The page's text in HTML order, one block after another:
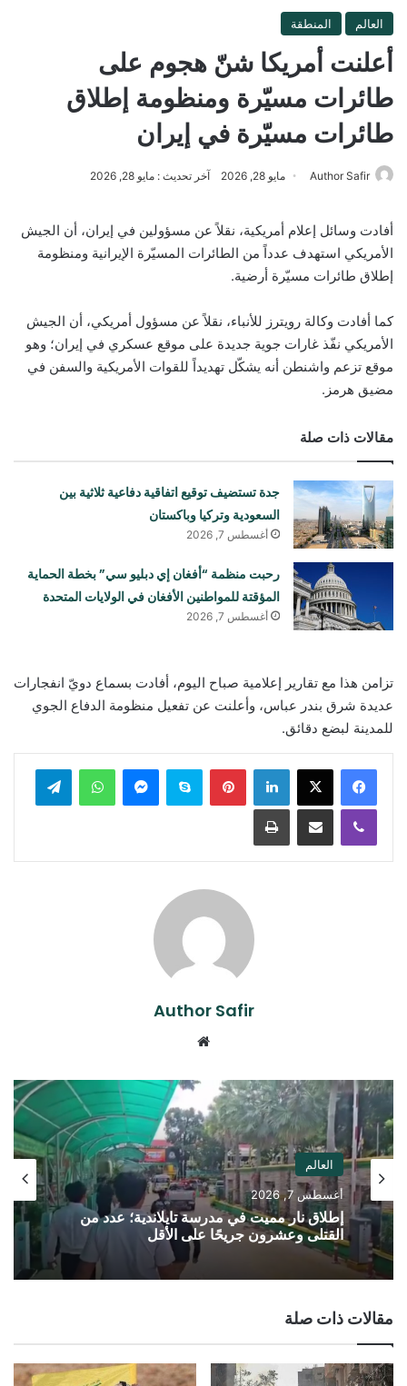
العالم المنطقة
أعلنت أمريكا شنّ هجوم على
طائرات مسيّرة ومنظومة إطلاق
طائرات مسيّرة في إيران
Author Safir مايو 28, 2026 آخر تحديث : مايو 28, 2026
أفادت وسائل إعلام أمريكية، نقلاً عن مسؤولين في إيران، أن الجيش
الأمريكي استهدف عدداً من الطائرات المسيّرة الإيرانية ومنظومة
إطلاق طائرات مسيّرة أرضية.
كما أفادت وكالة رويترز للأنباء، نقلاً عن مسؤول أمريكي، أن الجيش
الأمريكي نفّذ غارات جوية جديدة على موقع عسكري في إيران؛ وهو
موقع تزعم واشنطن أنه يشكّل تهديداً للقوات الأمريكية والسفن في
مضيق هرمز.
مقالات ذات صلة
جدة تستضيف توقيع اتفاقية دفاعية ثلاثية بين
السعودية وتركيا وباكستان
أغسطس 7, 2026
رحبت منظمة “أفغان إي دبليو سي” بخطة الحماية
المؤقتة للمواطنين الأفغان في الولايات المتحدة
أغسطس 7, 2026
تزامن هذا مع تقارير إعلامية صباح اليوم، أفادت بسماع دويّ انفجارات
عديدة شرق بندر عباس، وأعلنت عن تفعيل منظومة الدفاع الجوي
للمدينة لبضع دقائق.
لينكدإن بينتيريستسكايب ماسنجر واتساب تيلقرام
ڤايبر مشاركة عبر البريد طباعة
Author Safir
العالم
أغسطس 7, 2026
إطلاق نار مميت في مدرسة تايلاندية؛ عدد من
القتلى وعشرون جريحًا على الأقل
مقالات ذات صلة